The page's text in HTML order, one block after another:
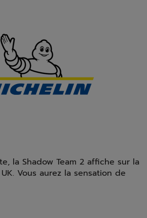
la Shadow Team 2 affiche sur la
Vous aurez la sensation de